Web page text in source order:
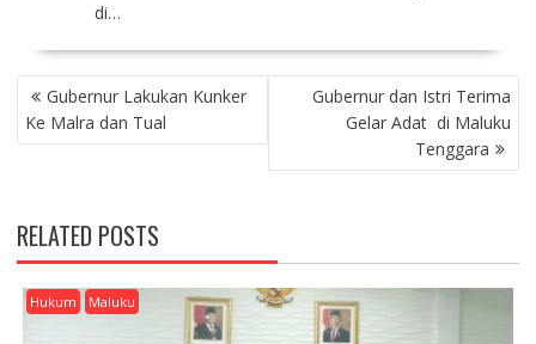
di…
P
O
S
A
V
I
G
A
Gubernur Lakukan Kunker
Ke Malra dan Tual
Gubernur dan Istri Terima
Gelar Adat di Maluku
Tenggara
RELATED POSTS
Hukum Maluku